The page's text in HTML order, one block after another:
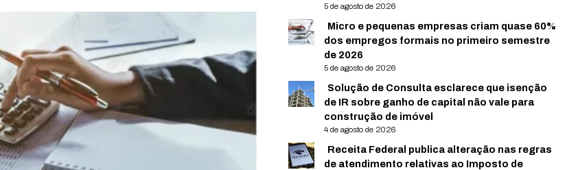
5 de agosto de 2026
Micro e pequenas empresas criam quase 60%
dos empregos formais no primeiro semestre
de 2026
5 de agosto de 2026
Solução de Consulta esclarece que isenção
de IR sobre ganho de capital não vale para
construção de imóvel
4 de agosto de 2026
Receita Federal publica alteração nas regras
de atendimento relativas ao Imposto de